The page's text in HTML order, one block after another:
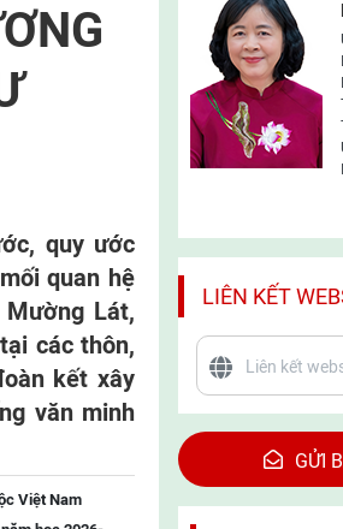
quy ước
quan hệ
Lát,
các thôn,
kết xây
văn minh
Việt Nam
LIÊN KẾT
GỬI